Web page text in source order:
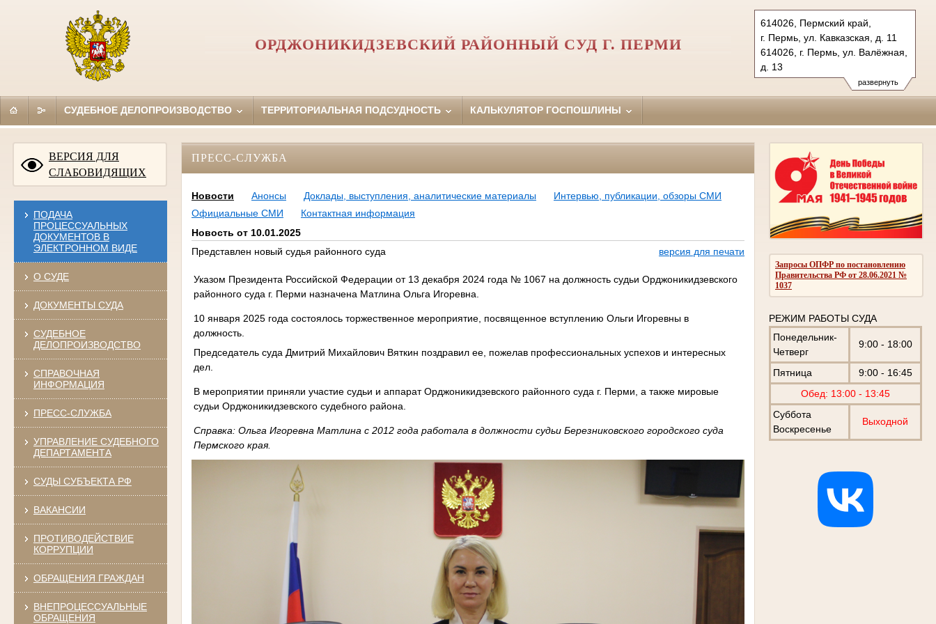
развернуть
614026, Пермский край,
г. Пермь, ул. Кавказская, д. 11
614026, г. Пермь, ул. Валёжная,
д. 13
Тел.: (342) 284-32-67(угол.)
(342) 263-48-51(гражд.)
ОРДЖОНИКИДЗЕВСКИЙ РАЙОННЫЙ СУД Г. ПЕРМИ
СУДЕБНОЕ ДЕЛОПРОИЗВОДСТВО ТЕРРИТОРИАЛЬНАЯ ПОДСУДНОСТЬ КАЛЬКУЛЯТОР ГОСПОШЛИНЫ
ВЕРСИЯ ДЛЯ
СЛАБОВИДЯЩИХ
ПОДАЧА
ПРОЦЕССУАЛЬНЫХ
ДОКУМЕНТОВ В
ЭЛЕКТРОННОМ ВИДЕ
О СУДЕ
ДОКУМЕНТЫ СУДА
СУДЕБНОЕ
ДЕЛОПРОИЗВОДСТВО
СПРАВОЧНАЯ
ИНФОРМАЦИЯ
ПРЕСС-СЛУЖБА
УПРАВЛЕНИЕ СУДЕБНОГО
ДЕПАРТАМЕНТА
СУДЫ СУБЪЕКТА РФ
ВАКАНСИИ
ПРОТИВОДЕЙСТВИЕ
КОРРУПЦИИ
ОБРАЩЕНИЯ ГРАЖДАН
ВНЕПРОЦЕССУАЛЬНЫЕ
ОБРАЩЕНИЯ
Запросы ОПФР по постановлению
Правительства РФ от 28.06.2021 №
1037
РЕЖИМ РАБОТЫ СУДА
Понедельник-
Четверг
9:00 - 18:00
Пятница
9:00 - 16:45
Обед: 13:00 - 13:45
Суббота
Воскресенье
Выходной
ПРЕСС-СЛУЖБА
Новости Анонсы Доклады, выступления, аналитические материалы
Интервью, публикации, обзоры СМИ
Официальные СМИ
Контактная информация
Новость от 10.01.2025
Представлен новый судья районного суда
версия для печати
Указом Президента Российской Федерации от 13 декабря 2024 года № 1067 на должность судьи Орджоникидзевского
районного суда г. Перми назначена Матлина Ольга Игоревна.
10 января 2025 года состоялось торжественное мероприятие, посвященное вступлению Ольги Игоревны в
должность.
Председатель суда Дмитрий Михайлович Вяткин поздравил ее, пожелав профессиональных успехов и интересных
дел.
В мероприятии приняли участие судьи и аппарат Орджоникидзевского районного суда г. Перми, а также мировые
судьи Орджоникидзевского судебного района.
Справка: Ольга Игоревна Матлина с 2012 года работала в должности судьи Березниковского городского суда
Пермского края.